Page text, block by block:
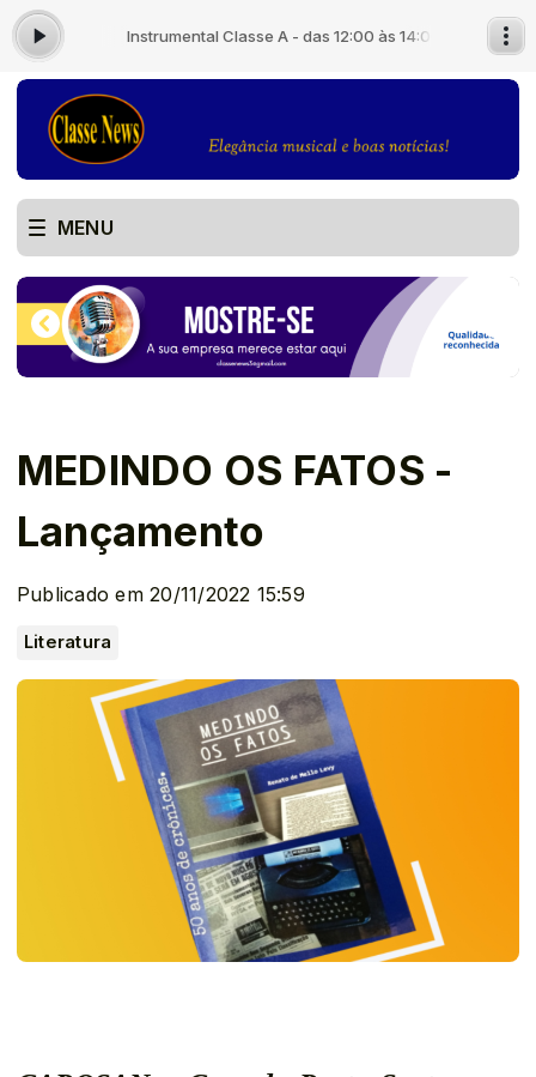
Instrumental Classe A - das 12:00 às 14:00
MENU
MEDINDO OS FATOS -
Lançamento
Publicado em 20/11/2022 15:59
Literatura